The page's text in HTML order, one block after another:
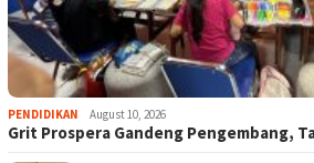
PENDIDIKAN August 10, 2026
Grit Prospera Gandeng Pengembang,